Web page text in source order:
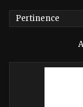
Pertinence